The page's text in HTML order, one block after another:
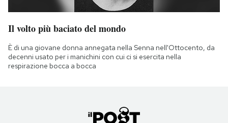
Il volto più baciato del mondo
È di una giovane donna annegata nella Senna nell'Ottocento, da
decenni usato per i manichini con cui ci si esercita nella
respirazione bocca a bocca